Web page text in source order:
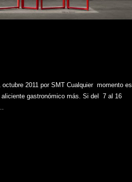
2011 por SMT Cualquier momento es
gastronómico más. Si del 7 al 16